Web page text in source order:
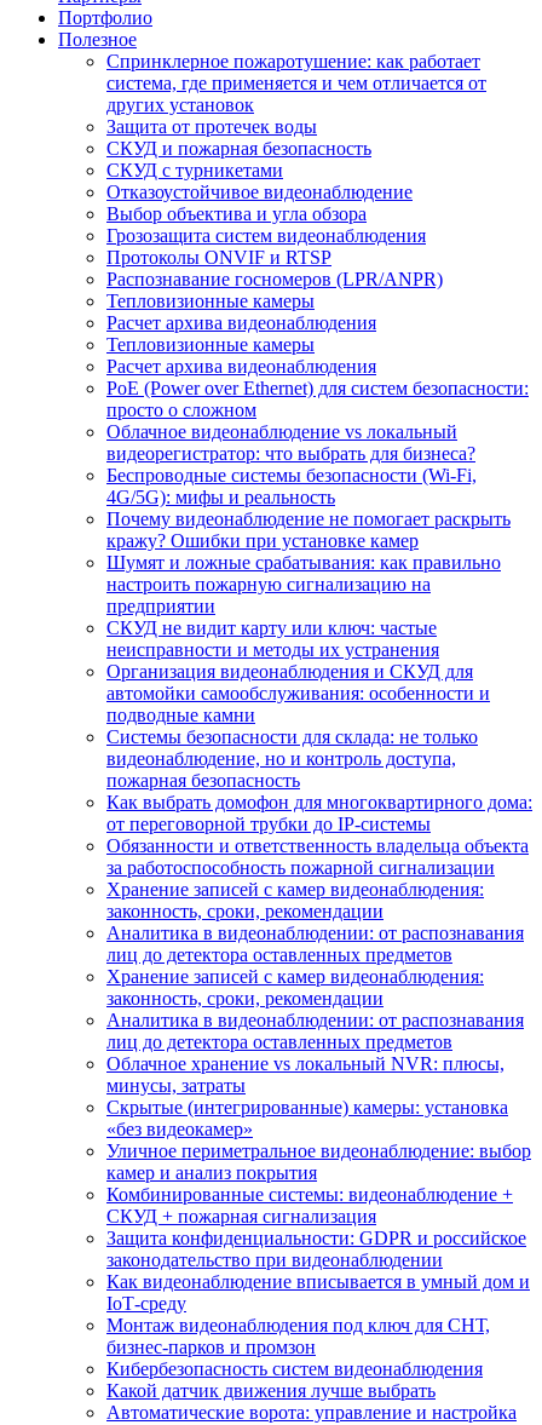
Портфолио
Полезное
Спринклерное пожаротушение: как работает
система, где применяется и чем отличается от
других установок
Защита от протечек воды
СКУД и пожарная безопасность
СКУД с турникетами
Отказоустойчивое видеонаблюдение
Выбор объектива и угла обзора
Грозозащита систем видеонаблюдения
Протоколы ONVIF и RTSP
Распознавание госномеров (LPR/ANPR)
Тепловизионные камеры
Расчет архива видеонаблюдения
Тепловизионные камеры
Расчет архива видеонаблюдения
PoE (Power over Ethernet) для систем безопасности:
просто о сложном
Облачное видеонаблюдение vs локальный
видеорегистратор: что выбрать для бизнеса?
Беспроводные системы безопасности (Wi-Fi,
4G/5G): мифы и реальность
Почему видеонаблюдение не помогает раскрыть
кражу? Ошибки при установке камер
Шумят и ложные срабатывания: как правильно
настроить пожарную сигнализацию на
предприятии
СКУД не видит карту или ключ: частые
неисправности и методы их устранения
Организация видеонаблюдения и СКУД для
автомойки самообслуживания: особенности и
подводные камни
Системы безопасности для склада: не только
видеонаблюдение, но и контроль доступа,
пожарная безопасность
Как выбрать домофон для многоквартирного дома:
от переговорной трубки до IP-системы
Обязанности и ответственность владельца объекта
за работоспособность пожарной сигнализации
Хранение записей с камер видеонаблюдения:
законность, сроки, рекомендации
Аналитика в видеонаблюдении: от распознавания
лиц до детектора оставленных предметов
Хранение записей с камер видеонаблюдения:
законность, сроки, рекомендации
Аналитика в видеонаблюдении: от распознавания
лиц до детектора оставленных предметов
Облачное хранение vs локальный NVR: плюсы,
минусы, затраты
Скрытые (интегрированные) камеры: установка
«без видеокамер»
Уличное периметральное видеонаблюдение: выбор
камер и анализ покрытия
Комбинированные системы: видеонаблюдение +
СКУД + пожарная сигнализация
Защита конфиденциальности: GDPR и российское
законодательство при видеонаблюдении
Как видеонаблюдение вписывается в умный дом и
IoT‑среду
Монтаж видеонаблюдения под ключ для СНТ,
бизнес‑парков и промзон
Кибербезопасность систем видеонаблюдения
Какой датчик движения лучше выбрать
Автоматические ворота: управление и настройка